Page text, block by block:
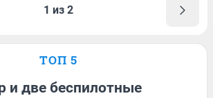
1 из 2
ТОП 5
и две беспилотные